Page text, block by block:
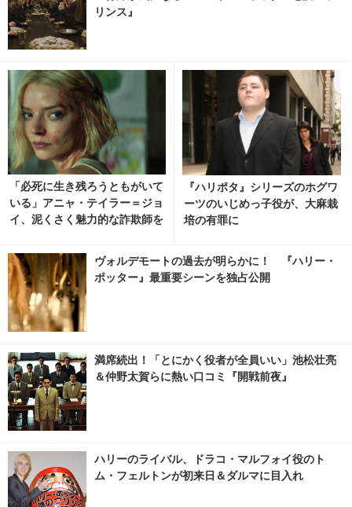
リンス』
「必死に生き残ろうともがいて
いる」アニャ・テイラー＝ジョ
イ、泥くさく魅力的な詐欺師を
TV「ラッキー」
『ハリポタ』シリーズのホグワ
ーツのいじめっ子役が、大麻栽
培の有罪に
ヴォルデモートの過去が明らかに！ 『ハリー・
ポッター』最重要シーンを独占公開
満席続出！「とにかく役者が全員いい」池松壮亮
＆仲野太賀らに熱い口コミ『開戦前夜』
ハリーのライバル、ドラコ・マルフォイ役のト
ム・フェルトンが初来日＆ダルマに目入れ